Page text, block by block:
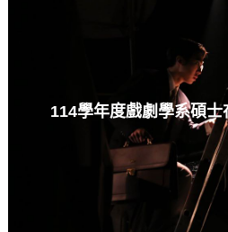
114學年度戲劇學系碩